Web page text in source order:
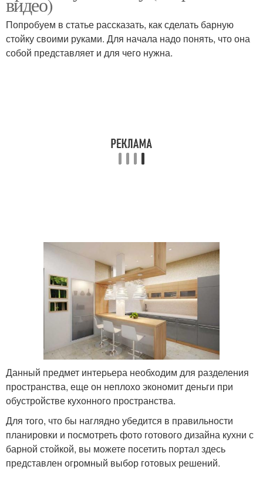
Попробуем в статье рассказать, как сделать барную
стойку своими руками. Для начала надо понять, что она
собой представляет и для чего нужна.
Данный предмет интерьера необходим для разделения
пространства, еще он неплохо экономит деньги при
обустройстве кухонного пространства.
Для того, что бы наглядно убедится в правильности
планировки и посмотреть фото готового дизайна кухни с
барной стойкой, вы можете посетить портал здесь
представлен огромный выбор готовых решений.